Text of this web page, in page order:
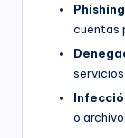
cuentas
servicios
o